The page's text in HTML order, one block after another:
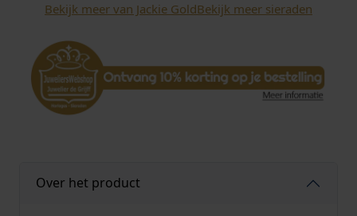
M
c
o
r
Bekijk meer van Jackie GoldBekijk meer sieraden
Over het product